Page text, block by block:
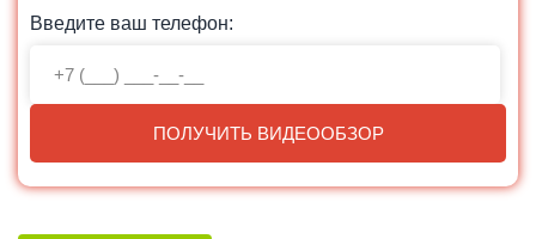
Введите ваш телефон:
ПОЛУЧИТЬ ВИДЕООБЗОР